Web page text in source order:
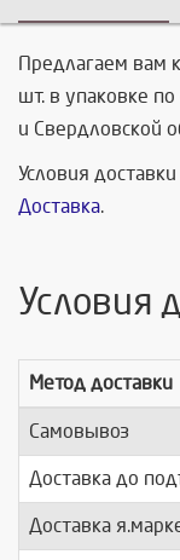
Предлагаем вам
шт. в упаковке
и Свердловской
Условия
Доставка.
Условия
Метод доставки
Самовывоз
Доставка до
Доставка